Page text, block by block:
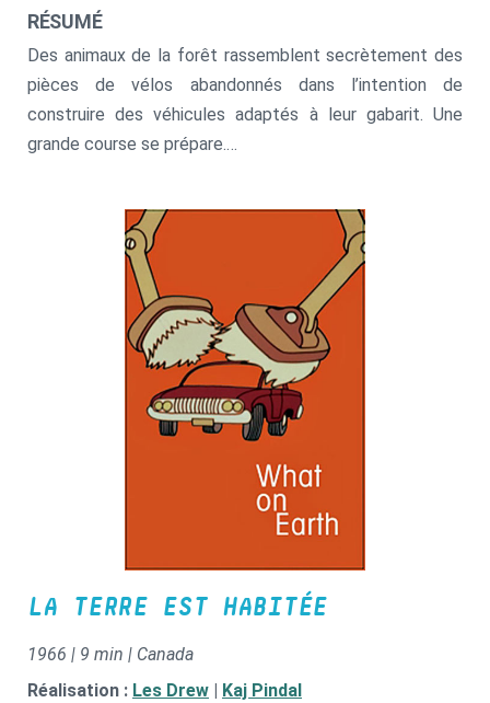
RÉSUMÉ
Des animaux de la forêt rassemblent secrètement des
pièces de vélos abandonnés dans l’intention de
construire des véhicules adaptés à leur gabarit. Une
grande course se prépare.
LA TERRE EST HABITÉE
1966 | 9 min | Canada
Réalisation : Les Drew
Kaj Pindal